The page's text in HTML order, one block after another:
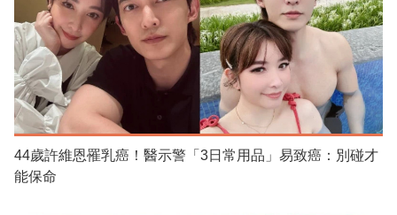
44歲許維恩罹乳癌！醫示警「3日常用品」易致癌：別碰才
能保命